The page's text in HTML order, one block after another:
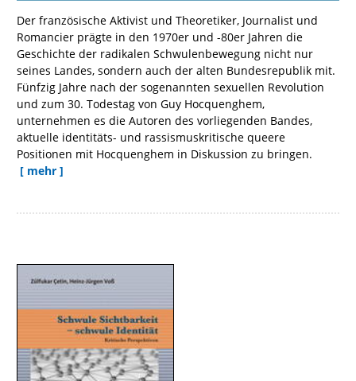
Der französische Aktivist und Theoretiker, Journalist und
Romancier prägte in den 1970er und -80er Jahren die
Geschichte der radikalen Schwulenbewegung nicht nur
seines Landes, sondern auch der alten Bundesrepublik mit.
Fünfzig Jahre nach der sogenannten sexuellen Revolution
und zum 30. Todestag von Guy Hocquenghem,
unternehmen es die Autoren des vorliegenden Bandes,
aktuelle identitäts- und rassismuskritische queere
Positionen mit Hocquenghem in Diskussion zu bringen.
[ mehr ]